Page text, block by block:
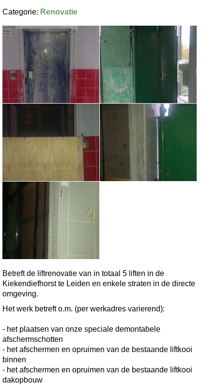
Categorie: Renovatie
Betreft de liftrenovatie van in totaal 5 liften in de
Kiekendiefhorst te Leiden en enkele straten in de directe
omgeving.
Het werk betreft o.m. (per werkadres varierend):
- het plaatsen van onze speciale demontabele
afschermschotten
- het afschermen en opruimen van de bestaande liftkooi
binnen
- het afschermen en opruimen van de bestaande liftkooi
dakopbouw